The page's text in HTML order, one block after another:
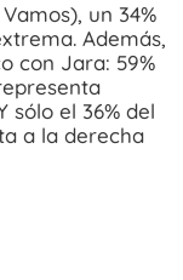
un 34%
Además,
con Jara: 59%
sólo el 36% del
a la derecha